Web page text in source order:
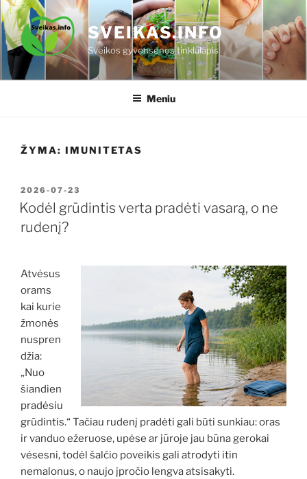
Eiti
prie
turinio
SVEIKAS.INFO
Sveikos gyvensenos tinklalapis
Meniu
ŽYMA: IMUNITETAS
PASKELBTA
2026-07-23
Kodėl grūdintis verta pradėti vasarą, o ne
rudenį?
Atvėsus
orams
kai kurie
žmonės
nuspren
džia:
„Nuo
šiandien
pradėsiu
grūdintis.“ Tačiau rudenį pradėti gali būti sunkiau: oras
ir vanduo ežeruose, upėse ar jūroje jau būna gerokai
vėsesni, todėl šalčio poveikis gali atrodyti itin
nemalonus, o naujo įpročio lengva atsisakyti.